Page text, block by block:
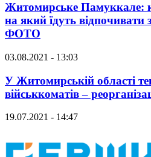
Житомирське Памуккале:
на який їдуть відпочивати
ФОТО
03.08.2021 - 13:03
У Житомирській області
військкоматів –
19.07.2021 - 14:47